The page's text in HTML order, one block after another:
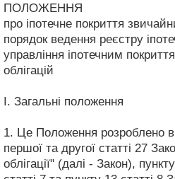
ПОЛОЖЕННЯ
про іпотечне покриття
порядок ведення реєстру
управління іпотечним
облігацій
I. Загальні положення
1. Це Положення розроблено
першої та другої статті 27
облігації" (далі - Закон),